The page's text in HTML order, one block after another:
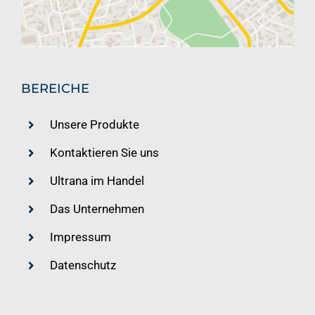
BEREICHE
Unsere Produkte
Kontaktieren Sie uns
Ultrana im Handel
Das Unternehmen
Impressum
Datenschutz